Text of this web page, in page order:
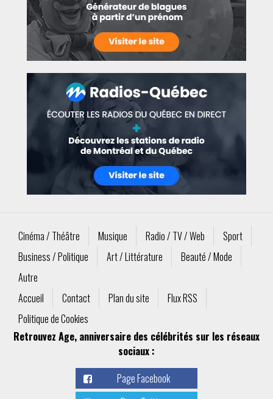
Cinéma / Théâtre Musique Radio / TV / Web
Sport
Business / Politique
Art / Littérature
Beauté / Mode
Autre
Accueil
Contact Plan du site
Flux RSS
Politique de Cookies
Retrouvez Age, anniversaire des célébrités sur les réseaux
sociaux :
Page Facebook